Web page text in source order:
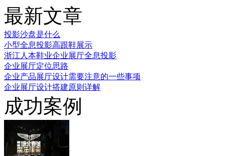
最新文章
投影沙盘是什么
小型全息投影高跟鞋展示
浙江人本鞋业企业展厅全息投影
企业展厅定位思路
企业产品展厅设计需要注意的一些事项
企业展厅设计搭建原则详解
成功案例